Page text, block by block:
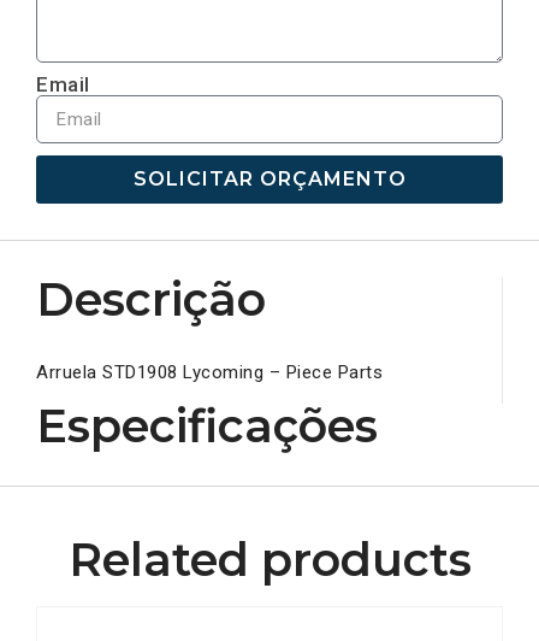
Email
SOLICITAR ORÇAMENTO
Descrição
Arruela STD1908 Lycoming – Piece Parts
Especificações
Related products